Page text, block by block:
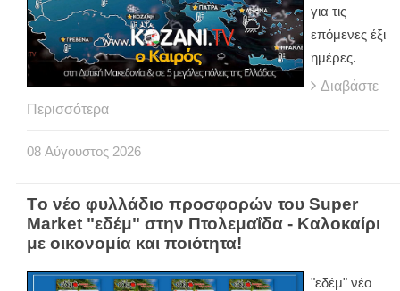
για τις
επόμενες έξι
ημέρες.
Διαβάστε
Περισσότερα
08 Αύγουστος 2026
Tο νέο φυλλάδιο προσφορών του Super
Market "εδέμ" στην Πτολεμαΐδα - Καλοκαίρι
με οικονομία και ποιότητα!
"εδέμ" νέο